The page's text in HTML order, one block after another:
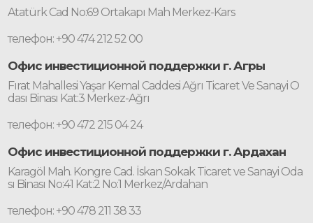
Atatürk Cad No:69 Ortakapı Mah Merkez-Kars
телефон: +90 474 212 52 00
Офис инвестиционной поддержки г. Агры
Fırat Mahallesi Yaşar Kemal Caddesi Ağrı Ticaret Ve Sanayi O
dası Binası Kat:3 Merkez-Ağrı
телефон: +90 472 215 04 24
Офис инвестиционной поддержки г. Ардахан
Karagöl Mah. Kongre Cad. İskan Sokak Ticaret ve Sanayi Oda
sı Binası No:41 Kat:2 No:1 Merkez/Ardahan
телефон: +90 478 211 38 33